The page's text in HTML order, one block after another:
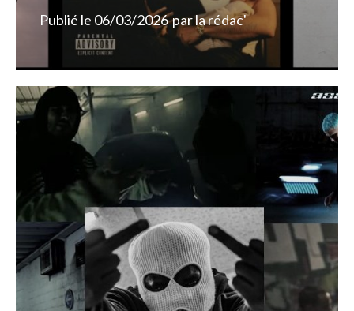
Publié le 06/03/2026 parla rédac'